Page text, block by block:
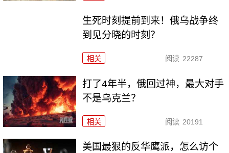
生死时刻提前到来！俄乌战争终
到见分晓的时刻？
相关 阅读 22287
打了4年半，俄回过神，最大对手
不是乌克兰？
相关 阅读 20191
美国最狠的反华鹰派，怎么访个